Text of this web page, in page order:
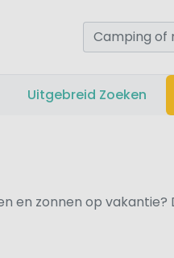
Uitgebreid Zoeken
en zonnen op vakantie?